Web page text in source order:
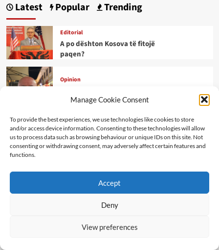
Manage Cookie Consent
To provide the best experiences, we use technologies like cookies to store
and/or access device information. Consenting to these technologies will allow
us to process data such as browsing behaviour or unique IDs on this site. Not
consenting or withdrawing consent, may adversely affect certain features and
functions.
Accept
Deny
View preferences
Latest Popular Trending
Editorial
A po dështon Kosova të fitojë
paqen?
Opinion
KUSHTETUTËS
Opinion
Mikpritja dhe Besa ishin zbukurimet
e kombit tonë
Kosova mes diktatit politik dhe
rrënimit të demokracisë
QAVA” – PAULO KOELHO